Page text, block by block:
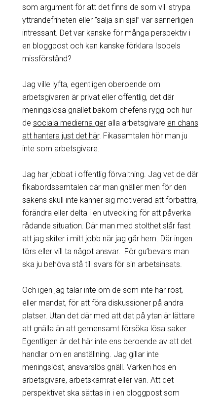
som argument för att det finns de som vill strypa
yttrandefriheten eller ”sälja sin själ” var sannerligen
intressant. Det var kanske för många perspektiv i
en bloggpost och kan kanske förklara Isobels
missförstånd?
Jag ville lyfta, egentligen oberoende om
arbetsgivaren är privat eller offentlig, det där
meningslösa gnället bakom chefens rygg och hur
de sociala medierna geralla arbetsgivare en chans
att hantera just det här. Fikasamtalen hör man ju
inte som arbetsgivare.
Jag har jobbat i offentlig förvaltning. Jag vet de där
fikabordssamtalen där man gnäller men för den
sakens skull inte känner sig motiverad att förbättra,
förändra eller delta i en utveckling för att påverka
rådande situation. Där man med stolthet slår fast
att jag skiter i mitt jobb när jag går hem. Där ingen
törs eller vill ta något ansvar. För gu’bevars man
ska ju behöva stå till svars för sin arbetsinsats.
Och igen jag talar inte om de som inte har röst,
eller mandat, för att föra diskussioner på andra
platser. Utan det där med att det på ytan är lättare
att gnälla än att gemensamt försöka lösa saker.
Egentligen är det här inte ens beroende av att det
handlar om en anställning. Jag gillar inte
meningslöst, ansvarslös gnäll. Varken hos en
arbetsgivare, arbetskamrat eller vän. Att det
perspektivet ska sättas in i en bloggpost som